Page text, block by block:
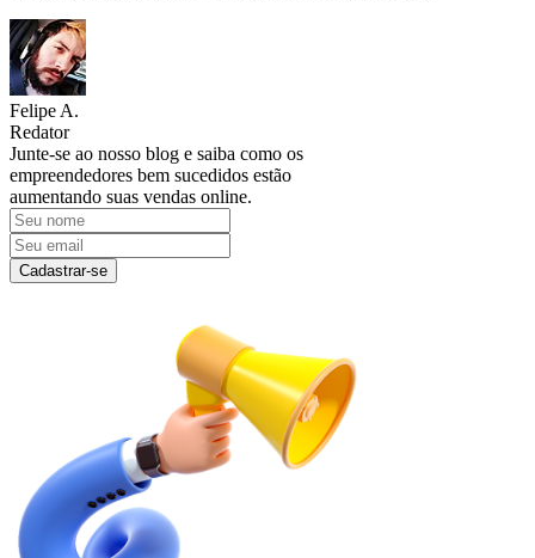
Felipe A.
Redator
Junte-se ao nosso blog e saiba como os
empreendedores bem sucedidos estão
aumentando suas vendas online.
Cadastrar-se